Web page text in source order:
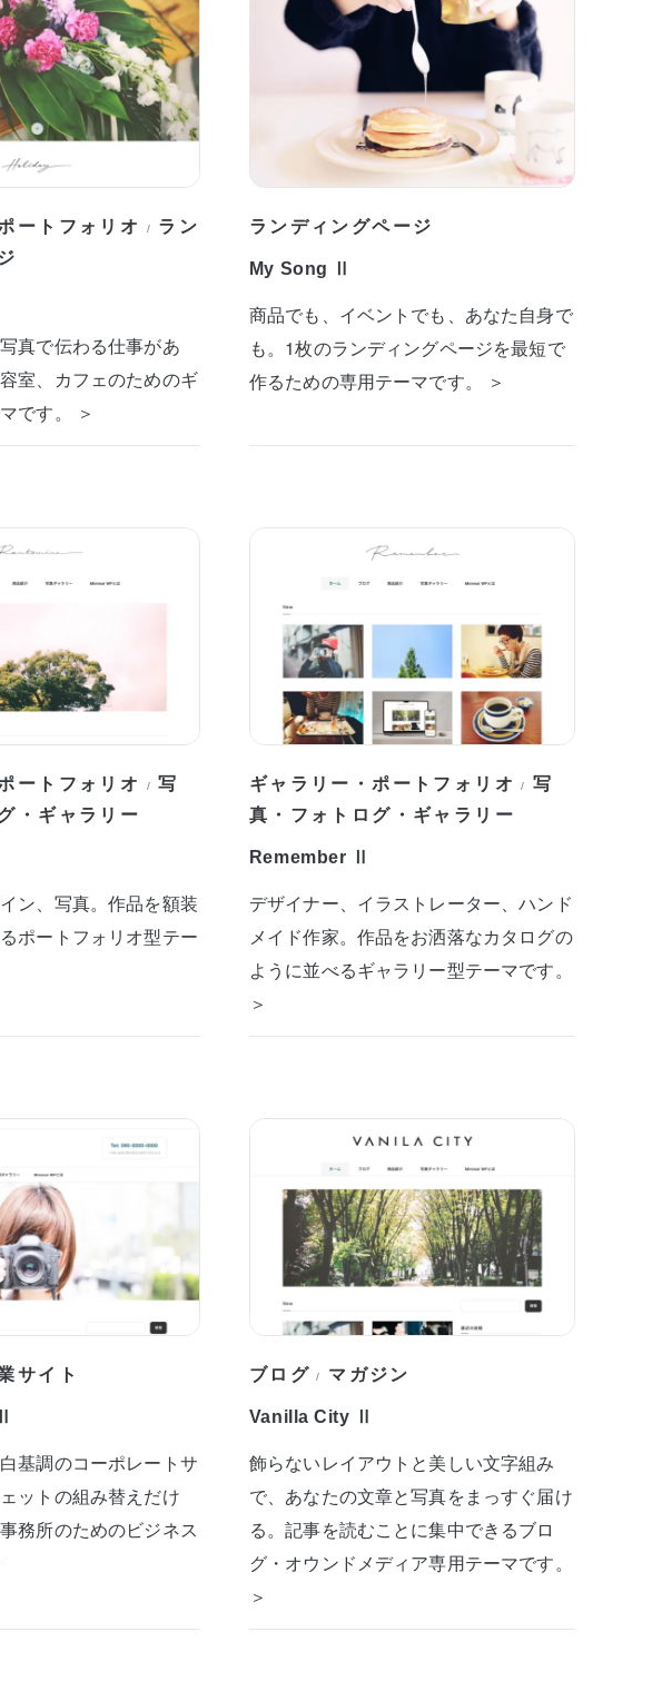
ートフォリオ / ラン
真で伝わる仕事があ
室、カフェのためのギ
です。 ＞
ランディングページ
My Song Ⅱ
商品でも、イベントでも、あなた自身で
も。1枚のランディングページを最短で
作るための専用テーマです。 ＞
ートフォリオ /写
・ギャラリー
ン、写真。作品を額装
ポートフォリオ型テー
ギャラリー・ポートフォリオ /写
真・フォトログ・ギャラリー
Remember Ⅱ
デザイナー、イラストレーター、ハンド
メイド作家。作品をお洒落なカタログの
ように並べるギャラリー型テーマです。
＞
サイト
基調のコーポレートサ
ットの組み替えだけ
務所のためのビジネス
ブログ / マガジン
Vanilla City Ⅱ
飾らないレイアウトと美しい文字組み
で、あなたの文章と写真をまっすぐ届け
る。記事を読むことに集中できるブロ
グ・オウンドメディア専用テーマです。
＞